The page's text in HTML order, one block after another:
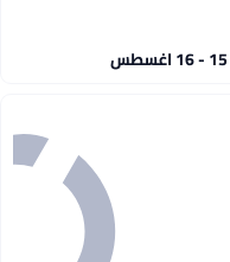
15 - 16 اغسطس